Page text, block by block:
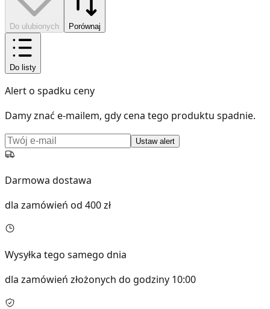
Do ulubionych Porównaj
Do listy
Alert o spadku ceny
Damy znać e-mailem, gdy cena tego produktu spadnie.
Ustaw alert
Darmowa dostawa
dla zamówień od 400 zł
Wysyłka tego samego dnia
dla zamówień złożonych do godziny 10:00